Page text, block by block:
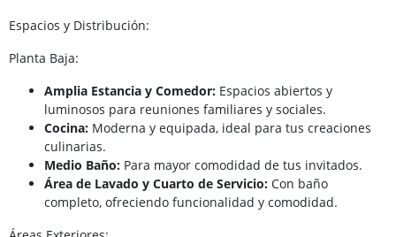
Espacios y Distribución:
Planta Baja:
Amplia Estancia y Comedor: Espacios abiertos y
luminosos para reuniones familiares y sociales.
Cocina: Moderna y equipada, ideal para tus creaciones
culinarias.
Medio Baño: Para mayor comodidad de tus invitados.
Área de Lavado y Cuarto de Servicio: Con baño
completo, ofreciendo funcionalidad y comodidad.